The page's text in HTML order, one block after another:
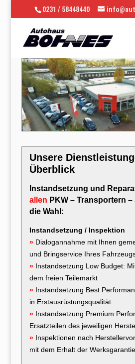
0231 / 58448440
Unsere
Überblick
Instandsetzung und
allen PKW – Transportern –
die Wahl:
Instandsetzung / Inspektion
» Dialogannahme mit Ihnen
und Bringservice Ihres
» Instandsetzung Low Budget:
dem freien Teilemarkt
» Instandsetzung Best
in Erstausrüstungsqualität
» Instandsetzung Premium
Ersatzteilen des jeweiligen
» Inspektionen nach
mit dem Erhalt der Werksgarantie